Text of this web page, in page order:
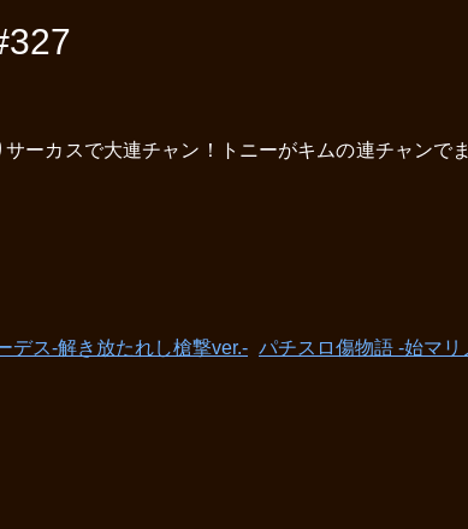
ーカスで大連チャン！トニーがキムの連チャン
デス‐解き放たれし槍撃ver.‐ パチスロ傷物語 ‐始マリ